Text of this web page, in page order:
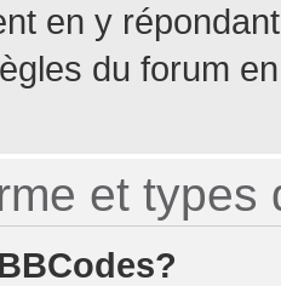
en y
du forum
et types